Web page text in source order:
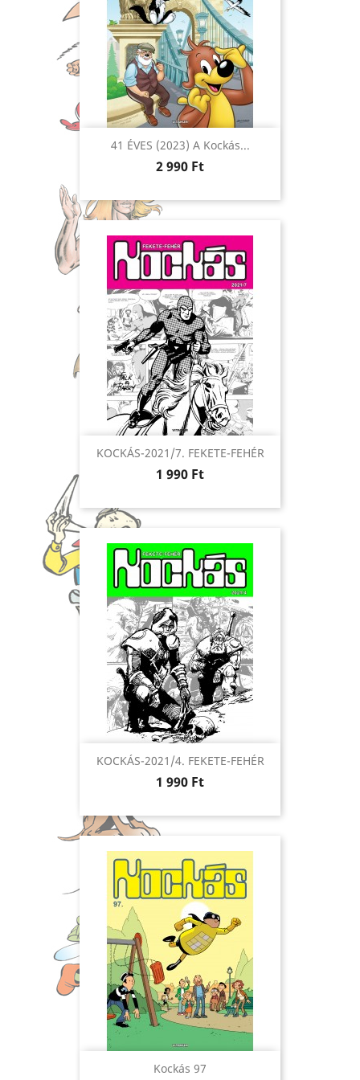
41 ÉVES (2023) A Kockás...
Ár
2 990 Ft
KOCKÁS-2021/7. FEKETE-FEHÉR
Ár
1 990 Ft
KOCKÁS-2021/4. FEKETE-FEHÉR
Ár
1 990 Ft
Kockás 97